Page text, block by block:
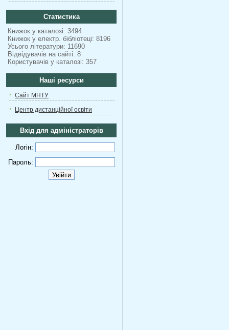
Статистика
Книжок у каталозі: 3494
Книжок у електр. бібліотеці: 8196
Усього літератури: 11690
Відвідувачів на сайті: 8
Користувачів у каталозі: 357
Наші ресурси
Сайт МНТУ
Центр дистанційної освіти
Вхід для адміністраторів
Логін:
Пароль: